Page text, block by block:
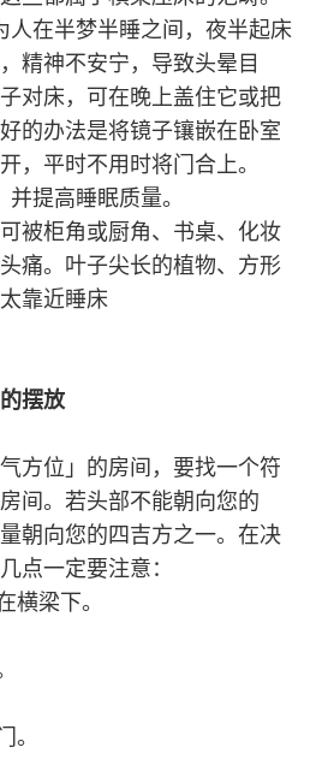
人在半梦半睡之间，夜半起床
精神不安宁，导致头晕目
对床，可在晚上盖住它或把
的办法是将镜子镶嵌在卧室
，平时不用时将门合上。
提高睡眠质量。
被柜角或厨角、书桌、化妆
痛。叶子尖长的植物、方形
靠近睡床
摆放
方位」的房间，要找一个符
间。若头部不能朝向您的
朝向您的四吉方之一。在决
点一定要注意：
梁下。